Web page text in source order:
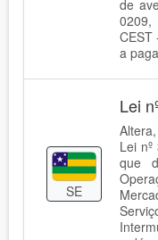
de
CEST
a
SE
Lei
Lei
que